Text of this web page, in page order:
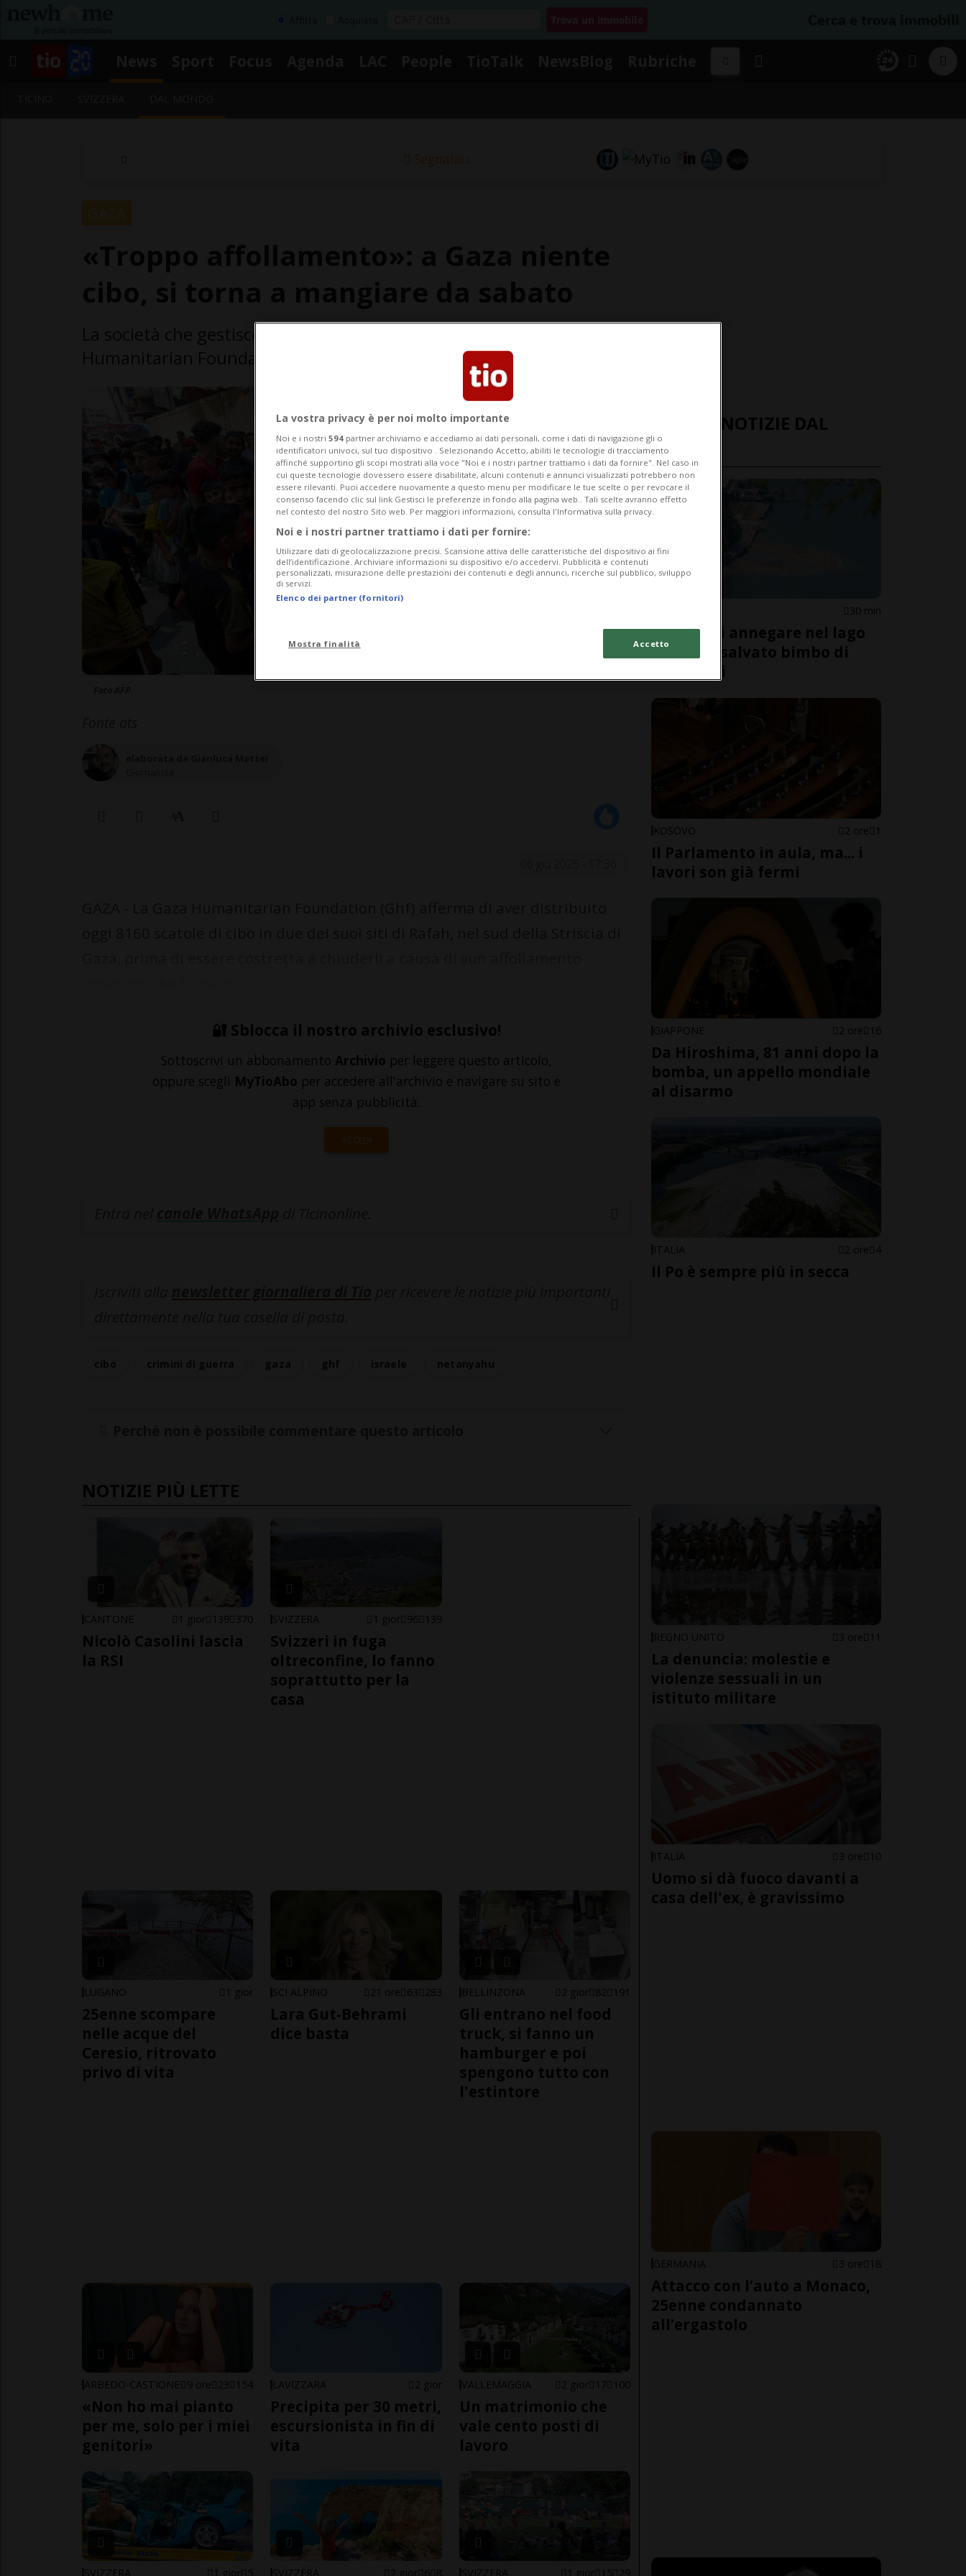
Segnalaci
Humanitarian Foundation, chiude i siti: «Pericoloso procedere»
🔐 Sblocca il nostro archivio esclusivo!
Sottoscrivi un abbonamento Archivio per leggere questo articolo,
oppure scegli MyTioAbo per accedere all'archivio e navigare su sito e
app senza pubblicità.
ACCEDI
NOTIZIE PIÙ LETTE
CANTONE 1 gior 139 370
Nicolò Casolini lascia
la RSI
SVIZZERA 1 gior 96 139
Svizzeri in fuga
oltreconfine, lo fanno
soprattutto per la
casa
LUGANO 1 gior
25enne scompare
nelle acque del
Ceresio, ritrovato
privo di vita
SCI ALPINO 21 ore 63 283
Lara Gut-Behrami
dice basta
BELLINZONA 2 gior 82 191
Gli entrano nel food
truck, si fanno un
hamburger e poi
spengono tutto con
l'estintore
ARBEDO-CASTIONE 9 ore 23 154
«Non ho mai pianto
per me, solo per i miei
genitori»
LAVIZZARA 2 gior
Precipita per 30 metri,
escursionista in fin di
vita
VALLEMAGGIA 2 gior 17 100
Un matrimonio che
vale cento posti di
lavoro
SVIZZERA 1 gior 5 SVIZZERA 2 gior 6 8 SVIZZERA 1 gior 15 29
ULTIME NOTIZIE DAL
MONDO
30 min
Rischia di annegare nel lago
di Como: salvato bimbo di
KOSOVO 2 ore 1
Il Parlamento in aula, ma... i
lavori son già fermi
GIAPPONE 2 ore 16
Da Hiroshima, 81 anni dopo la
bomba, un appello mondiale
al disarmo
ITALIA 2 ore 4
Il Po è sempre più in secca
REGNO UNITO 3 ore 11
La denuncia: molestie e
violenze sessuali in un
istituto militare
ITALIA 3 ore 10
Uomo si dà fuoco davanti a
casa dell'ex, è gravissimo
GERMANIA 3 ore 18
Attacco con l’auto a Monaco,
25enne condannato
all’ergastolo
La vostra privacy è per noi molto importante
Noi e i nostri 594 partner archiviamo e accediamo ai dati personali, come i dati di navigazione gli o
identificatori univoci, sul tuo dispositivo . Selezionando Accetto, abiliti le tecnologie di tracciamento
affinché supportino gli scopi mostrati alla voce "Noi e i nostri partner trattiamo i dati da fornire". Nel caso in
cui queste tecnologie dovessero essere disabilitate, alcuni contenuti e annunci visualizzati potrebbero non
essere rilevanti. Puoi accedere nuovamente a questo menu per modificare le tue scelte o per revocare il
consenso facendo clic sul link Gestisci le preferenze in fondo alla pagina web.. Tali scelte avranno effetto
nel contesto del nostro Sito web. Per maggiori informazioni, consulta l'Informativa sulla privacy.
Noi e i nostri partner trattiamo i dati per fornire:
Utilizzare dati di geolocalizzazione precisi. Scansione attiva delle caratteristiche del dispositivo ai fini
dell’identificazione. Archiviare informazioni su dispositivo e/o accedervi. Pubblicità e contenuti
personalizzati, misurazione delle prestazioni dei contenuti e degli annunci, ricerche sul pubblico, sviluppo
di servizi.
Elenco dei partner (fornitori)
Mostra finalità Accetto